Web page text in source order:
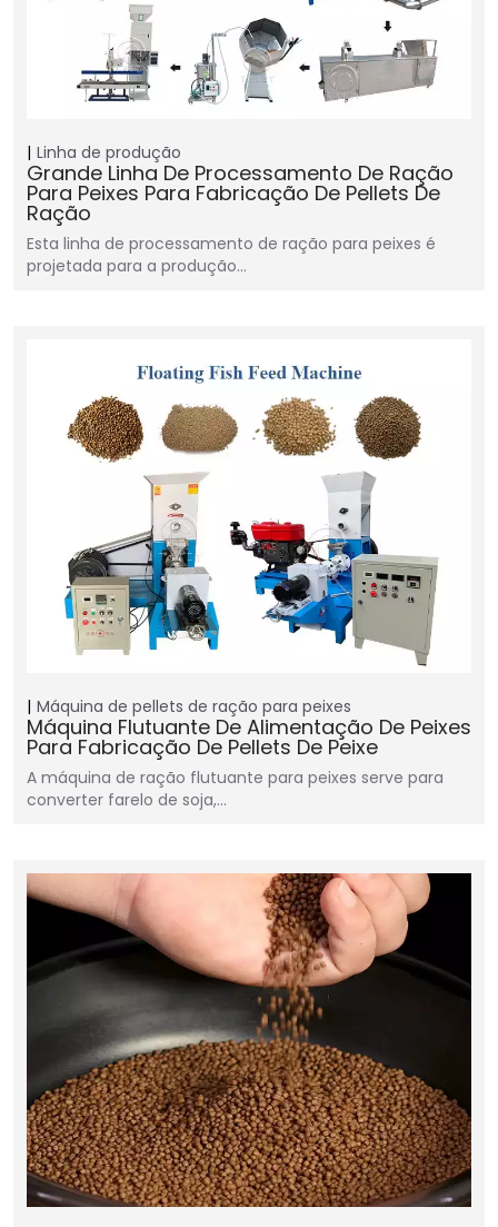
Linha de produção
Grande Linha De Processamento De Ração
Para Peixes Para Fabricação De Pellets De
Ração
Esta linha de processamento de ração para peixes é
projetada para a produção…
Máquina de pellets de ração para peixes
Máquina Flutuante De Alimentação De Peixes
Para Fabricação De Pellets De Peixe
A máquina de ração flutuante para peixes serve para
converter farelo de soja,…